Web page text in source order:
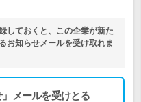
しておくと、この企業が新た
お知らせメールを受け取れま
メールを受けとる